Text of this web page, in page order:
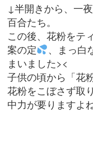
↓半開きから、一
百合たち。
この後、花粉をテ
案の定
、まっ白
まいました><
子供の頃から「花
花粉をこぼさず取
中力が要りますよ